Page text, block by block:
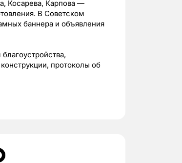
Косарева, Карпова —
В Советском
баннера и объявления
протоколы об